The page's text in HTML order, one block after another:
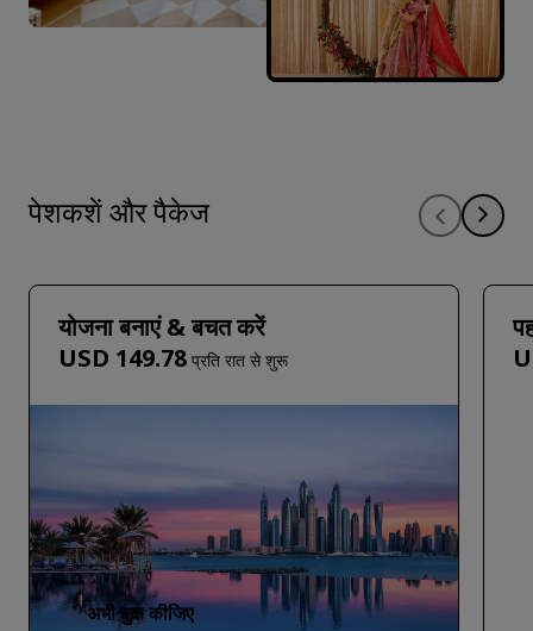
पेशकशें और पैकेज
योजना बनाएं & बचत करें
USD 149.78 प्रति रात से शुरू
अभी बुक कीजिए